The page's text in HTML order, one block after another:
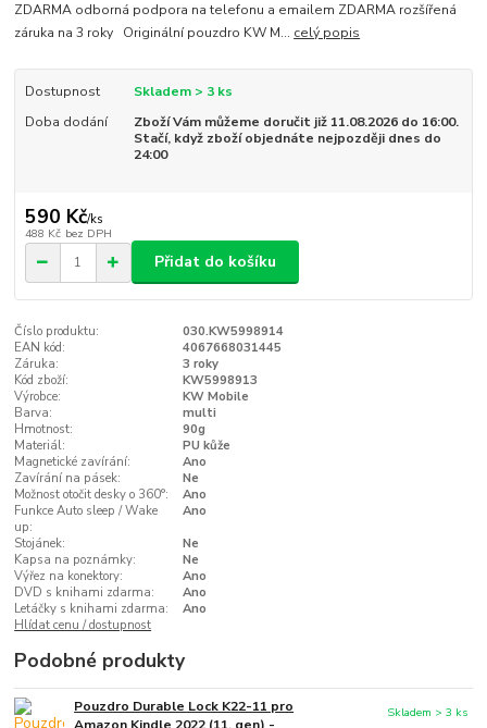
ZDARMA odborná podpora na telefonu a emailem ZDARMA rozšířená
záruka na 3 roky Originální pouzdro KW M... celý popis
Dostupnost
Skladem > 3 ks
Doba dodání
Zboží Vám můžeme doručit již 11.08.2026 do 16:00.
Stačí, když zboží objednáte nejpozději dnes do
24:00
590 Kč/ks
488 Kč bez DPH
Přidat do košíku
Číslo produktu:
030.KW5998914
EAN kód:
4067668031445
Záruka:
3 roky
Kód zboží:
KW5998913
Výrobce:
KW Mobile
Barva:
multi
Hmotnost:
90g
Materiál:
PU kůže
Magnetické zavírání:
Ano
Zavírání na pásek:
Ne
Možnost otočit desky o 360°:
Ano
Funkce Auto sleep / Wake
up:
Ano
Stojánek:
Ne
Kapsa na poznámky:
Ne
Výřez na konektory:
Ano
DVD s knihami zdarma:
Ano
Letáčky s knihami zdarma:
Ano
Hlídat cenu / dostupnost
Podobné produkty
Pouzdro Durable Lock K22-11 pro
Skladem > 3 ks